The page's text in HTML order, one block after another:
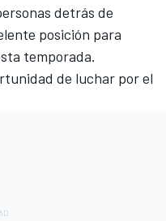
detrás de
posición para
temporada.
de luchar por el